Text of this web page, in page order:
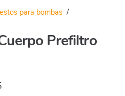
para bombas /
Prefiltro